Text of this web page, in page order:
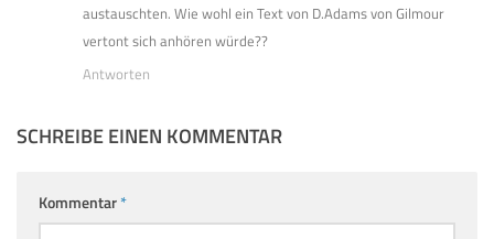
austauschten. Wie wohl ein Text von D.Adams von Gilmour
vertont sich anhören würde??
Antworten
SCHREIBE EINEN KOMMENTAR
Kommentar*